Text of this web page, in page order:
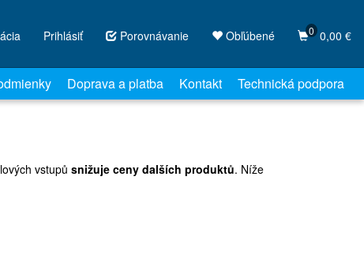
Porovnávanie Obľúbené 0 0,00 €
Prihlásiť
Doprava a platba Kontakt Technická podpora
vstupů snižuje ceny dalších produktů. Níže